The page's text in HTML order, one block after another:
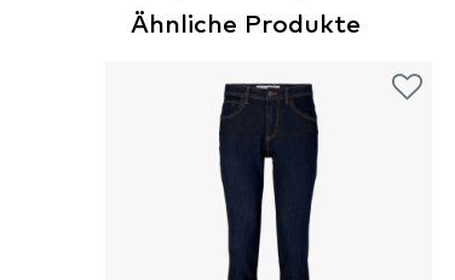
Ähnliche Produkte